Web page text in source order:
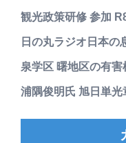
観光政策研修 参加
日の丸ラジオ日本の
泉学区 曙地区の有
浦隅俊明氏 旭日単